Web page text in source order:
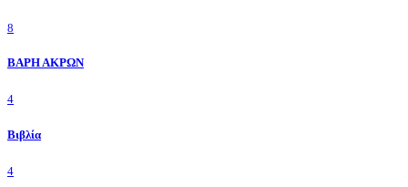
8
ΒΑΡΗ ΑΚΡΩΝ
4
Βιβλία
4